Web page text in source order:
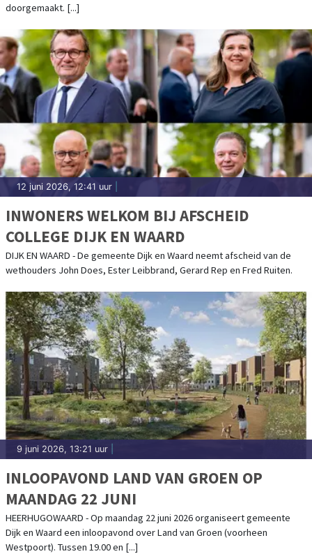
doorgemaakt. [...]
12 juni 2026, 12:41 uur
INWONERS WELKOM BIJ AFSCHEID
COLLEGE DIJK EN WAARD
DIJK EN WAARD - De gemeente Dijk en Waard neemt afscheid van de
wethouders John Does, Ester Leibbrand, Gerard Rep en Fred Ruiten.
9 juni 2026, 13:21 uur
INLOOPAVOND LAND VAN GROEN OP
MAANDAG 22 JUNI
HEERHUGOWAARD - Op maandag 22 juni 2026 organiseert gemeente
Dijk en Waard een inloopavond over Land van Groen (voorheen
Westpoort). Tussen 19.00 en [...]